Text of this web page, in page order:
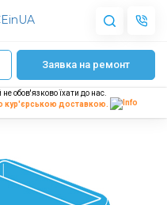
Заявка на ремонт
обов'язково їхати до нас.
кур'єрською доставкою.
Ремонт EcoFlow RIVER 2